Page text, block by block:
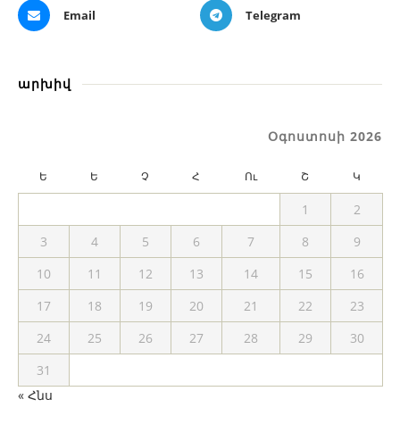
Email Telegram
արխիվ
Օգոստոսի 2026
Ե Ե Չ Հ Ու Շ Կ
1
2
3
4 5 6 7 8
9
10
11 12 13 14 15
16
17
18 19 20 21 22
23
24
25 26 27 28 29
30
31
« Հնս